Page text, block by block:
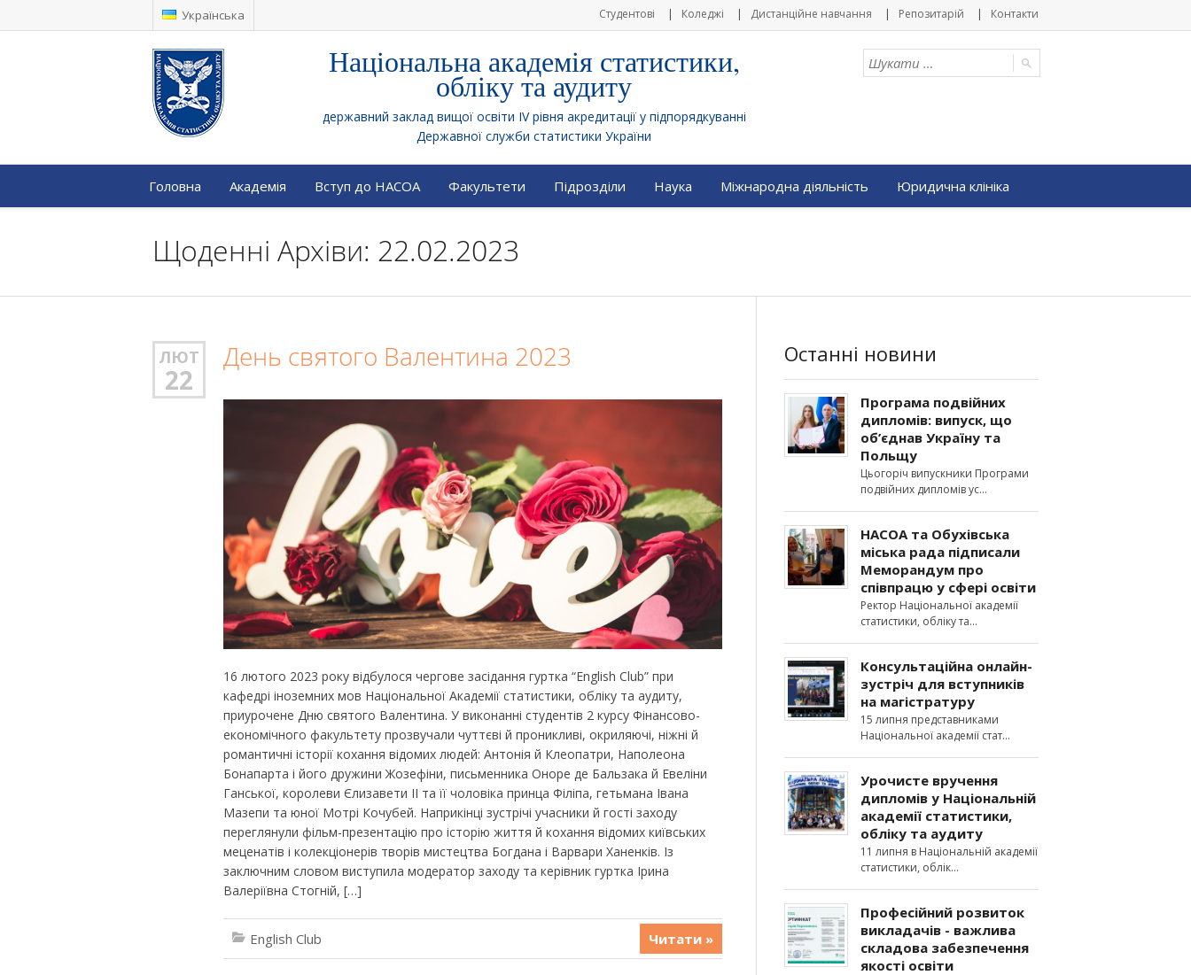
Українська Студентові Коледжі Дистанційне навчання Репозитарій Контакти
Національна академія статистики,
обліку та аудиту
державний заклад вищої освіти IV рівня акредитації у підпорядкуванні
Державної служби статистики України
Головна Академія Вступ до НАСОА Факультети Підрозділи Наука Міжнародна діяльність Юридична клініка
Щоденні Архіви: 22.02.2023
ЛЮТ
22
День святого Валентина 2023
16 лютого 2023 року відбулося чергове засідання гуртка “English Club” при
кафедрі іноземних мов Національної Академії статистики, обліку та аудиту,
приурочене Дню святого Валентина. У виконанні студентів 2 курсу Фінансово-
економічного факультету прозвучали чуттєві й проникливі, окриляючі, ніжні й
романтичні історії кохання відомих людей: Антонія й Клеопатри, Наполеона
Бонапарта і його дружини Жозефіни, письменника Оноре де Бальзака й Евеліни
Ганської, королеви Єлизавети ІІ та її чоловіка принца Філіпа, гетьмана Івана
Мазепи та юної Мотрі Кочубей. Наприкінці зустрічі учасники й гості заходу
переглянули фільм-презентацію про історію життя й кохання відомих київських
меценатів і колекціонерів творів мистецтва Богдана і Варвари Ханенків. Із
заключним словом виступила модератор заходу та керівник гуртка Ірина
Валеріївна Стогній, […]
English Club Читати »
Останні новини
Програма подвійних
дипломів: випуск, що
об’єднав Україну та
Польщу
Цьогоріч випускники Програми
подвійних дипломів ус
НАСОА та Обухівська
міська рада підписали
Меморандум про
співпрацю у сфері освіти
Ректор Національної академії
статистики, обліку та
Консультаційна онлайн-
зустріч для вступників
на магістратуру
15 липня представниками
Національної академії стат
Урочисте вручення
дипломів у Національній
академії статистики,
обліку та аудиту
11 липня в Національній академії
статистики, облік
Професійний розвиток
викладачів - важлива
складова забезпечення
якості освіти